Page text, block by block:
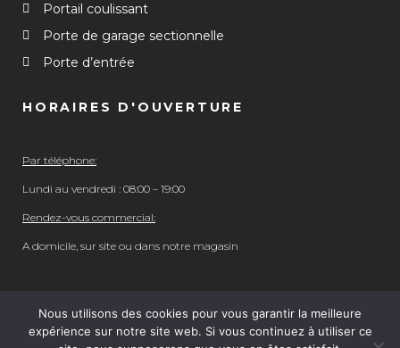
Portail coulissant
Porte de garage sectionnelle
Porte d’entrée
HORAIRES D'OUVERTURE
Par téléphone:
Lundi au vendredi : 08:00 – 19:00
Rendez-vous commercial:
A domicile, sur site ou dans notre magasin
© 2023 Domaquitaine. tous droits réservés. | Réalisation
Nous utilisons des cookies pour vous garantir la meilleure
expérience sur notre site web. Si vous continuez à utiliser ce